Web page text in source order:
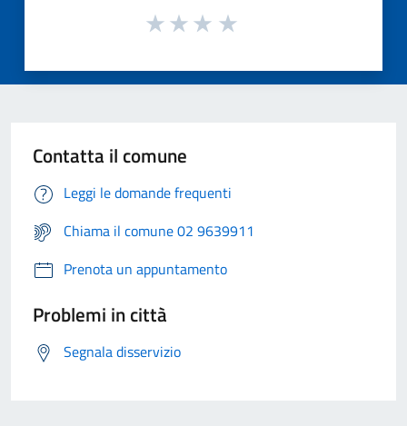
Contatta il comune
Leggi le domande frequenti
Chiama il comune 02 9639911
Prenota un appuntamento
Problemi in città
Segnala disservizio